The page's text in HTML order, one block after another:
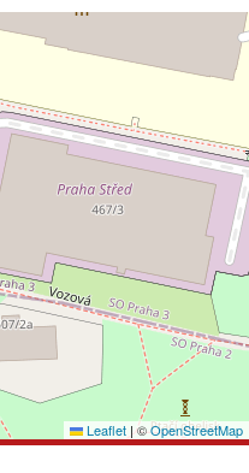
Leaflet |©OpenStreetMap